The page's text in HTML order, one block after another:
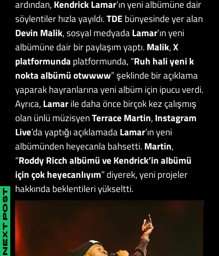
ardından, Kendrick Lamar’ın yeni albümüne dair
söylentiler hızla yayıldı.TDE bünyesinde yer alan
Devin Malik, sosyal medyadaLamar’ın yeni
albümüne dair bir paylaşım yaptı. Malik,X
platformunda platformunda, “Ruh hali yeni k
nokta albümü otwwww” şeklinde bir açıklama
yaparak hayranlarına yeni albüm için ipucu verdi.
Ayrıca, Lamarile daha önce birçok kez çalışmış
olan ünlü müzisyenTerrace Martin, Instagram
Live’da yaptığı açıklamadaLamar’ın yeni
albümünden heyecanla bahsetti. Martin,
“Roddy Ricch albümü ve Kendrick’in albümü
için çok heyecanlıyım” diyerek, yeni projeler
hakkında beklentileri yükseltti.
NEXT POST